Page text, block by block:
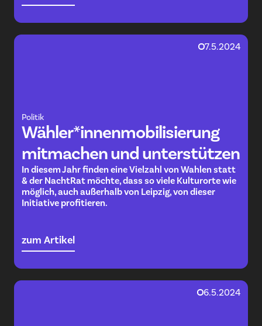
7.5.2024
Politik
Wähler*innenmobilisierung
mitmachen und unterstützen
In diesem Jahr finden eine Vielzahl von Wahlen statt
& der NachtRat möchte, dass so viele Kulturorte wie
möglich, auch außerhalb von Leipzig, von dieser
Initiative profitieren.
zum Artikel
6.5.2024